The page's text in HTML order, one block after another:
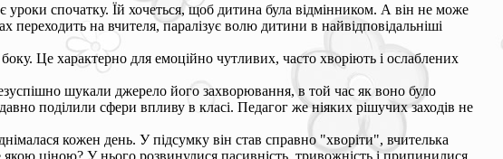
спочатку. Їй хочеться, щоб дитина була відмінником. А він не може
на вчителя, паралізує волю дитини в найвідповідальніші
Це характерно для емоційно чутливих, часто хворіють і ослаблених
шукали джерело його захворювання, в той час як воно було
поділили сфери впливу в класі. Педагог же ніяких рішучих заходів не
кожен день. У підсумку він став справно "хворіти", вчителька
ціною? У нього розвинулися пасивність, тривожність і припинилися